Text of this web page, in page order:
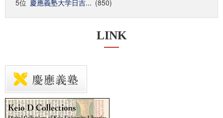
5位 慶應義塾大学日吉... (850)
LINK